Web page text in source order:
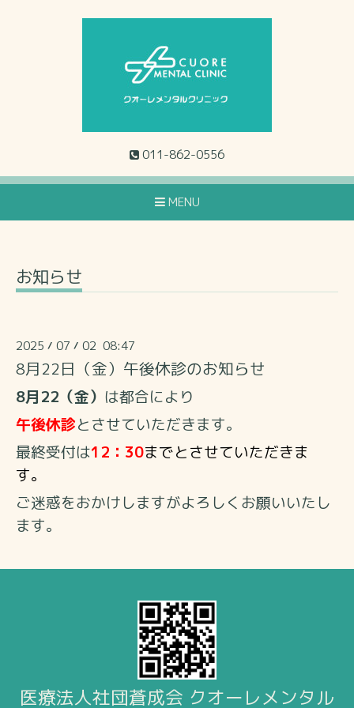
011-862-0556
MENU
お知らせ
2025 / 07 / 02 08:47
8月22日（金）午後休診のお知らせ
8月22（金） は都合により
午後休診とさせていただきます。
最終受付は12：30までとさせていただきま
す。
ご迷惑をおかけしますがよろしくお願いいたし
ます。
医療法人社団蒼成会 クオーレメンタル